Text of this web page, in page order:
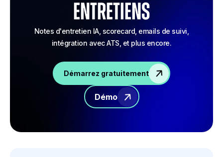
entretiens
Notes d'entretien IA, scorecard, emails de suivi,
intégration avec ATS, et plus encore.
Démarrez gratuitement
Démo